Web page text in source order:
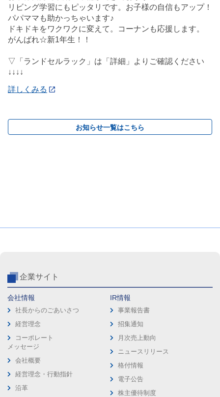
リビング学習にもピッタリです。お子様の自信もアップ！
パパママも助かっちゃいます♪
ドキドキをワクワクに変えて。コーナンも応援します。
がんばれ☆新1年生！！
▽「ランドセルラック」は「詳細」よりご確認ください
↓↓↓↓
詳しくみる
お知らせ一覧はこちら
企業サイト
会社情報
社長からのごあいさつ
経営理念
コーポレート
メッセージ
会社概要
経営理念・行動指針
沿革
IR情報
事業報告書
招集通知
月次売上動向
ニュースリリース
格付情報
電子公告
株主優待制度